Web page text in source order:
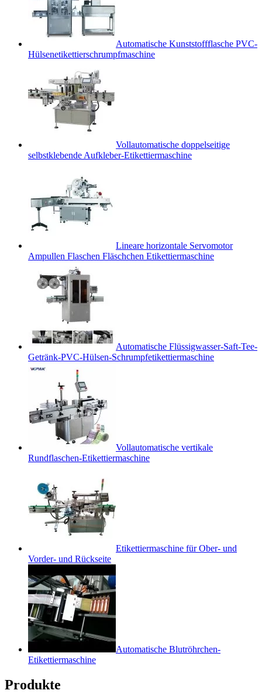
Automatische Kunststoffflasche PVC-
Hülsenetikettierschrumpfmaschine
Vollautomatische doppelseitige
selbstklebende Aufkleber-Etikettiermaschine
Lineare horizontale Servomotor
Ampullen Flaschen Fläschchen Etikettiermaschine
Automatische Flüssigwasser-Saft-Tee-
Getränk-PVC-Hülsen-Schrumpfetikettiermaschine
Vollautomatische vertikale
Rundflaschen-Etikettiermaschine
Etikettiermaschine für Ober- und
Vorder- und Rückseite
Automatische Blutröhrchen-
Etikettiermaschine
Produkte